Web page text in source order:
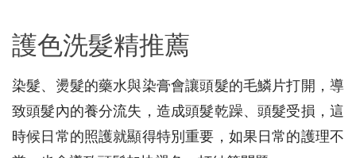
護色洗髮精推薦
染髮、燙髮的藥水與染膏會讓頭髮的毛鱗片打開，導
致頭髮內的養分流失，造成頭髮乾躁、頭髮受損，這
時候日常的照護就顯得特別重要，如果日常的護理不